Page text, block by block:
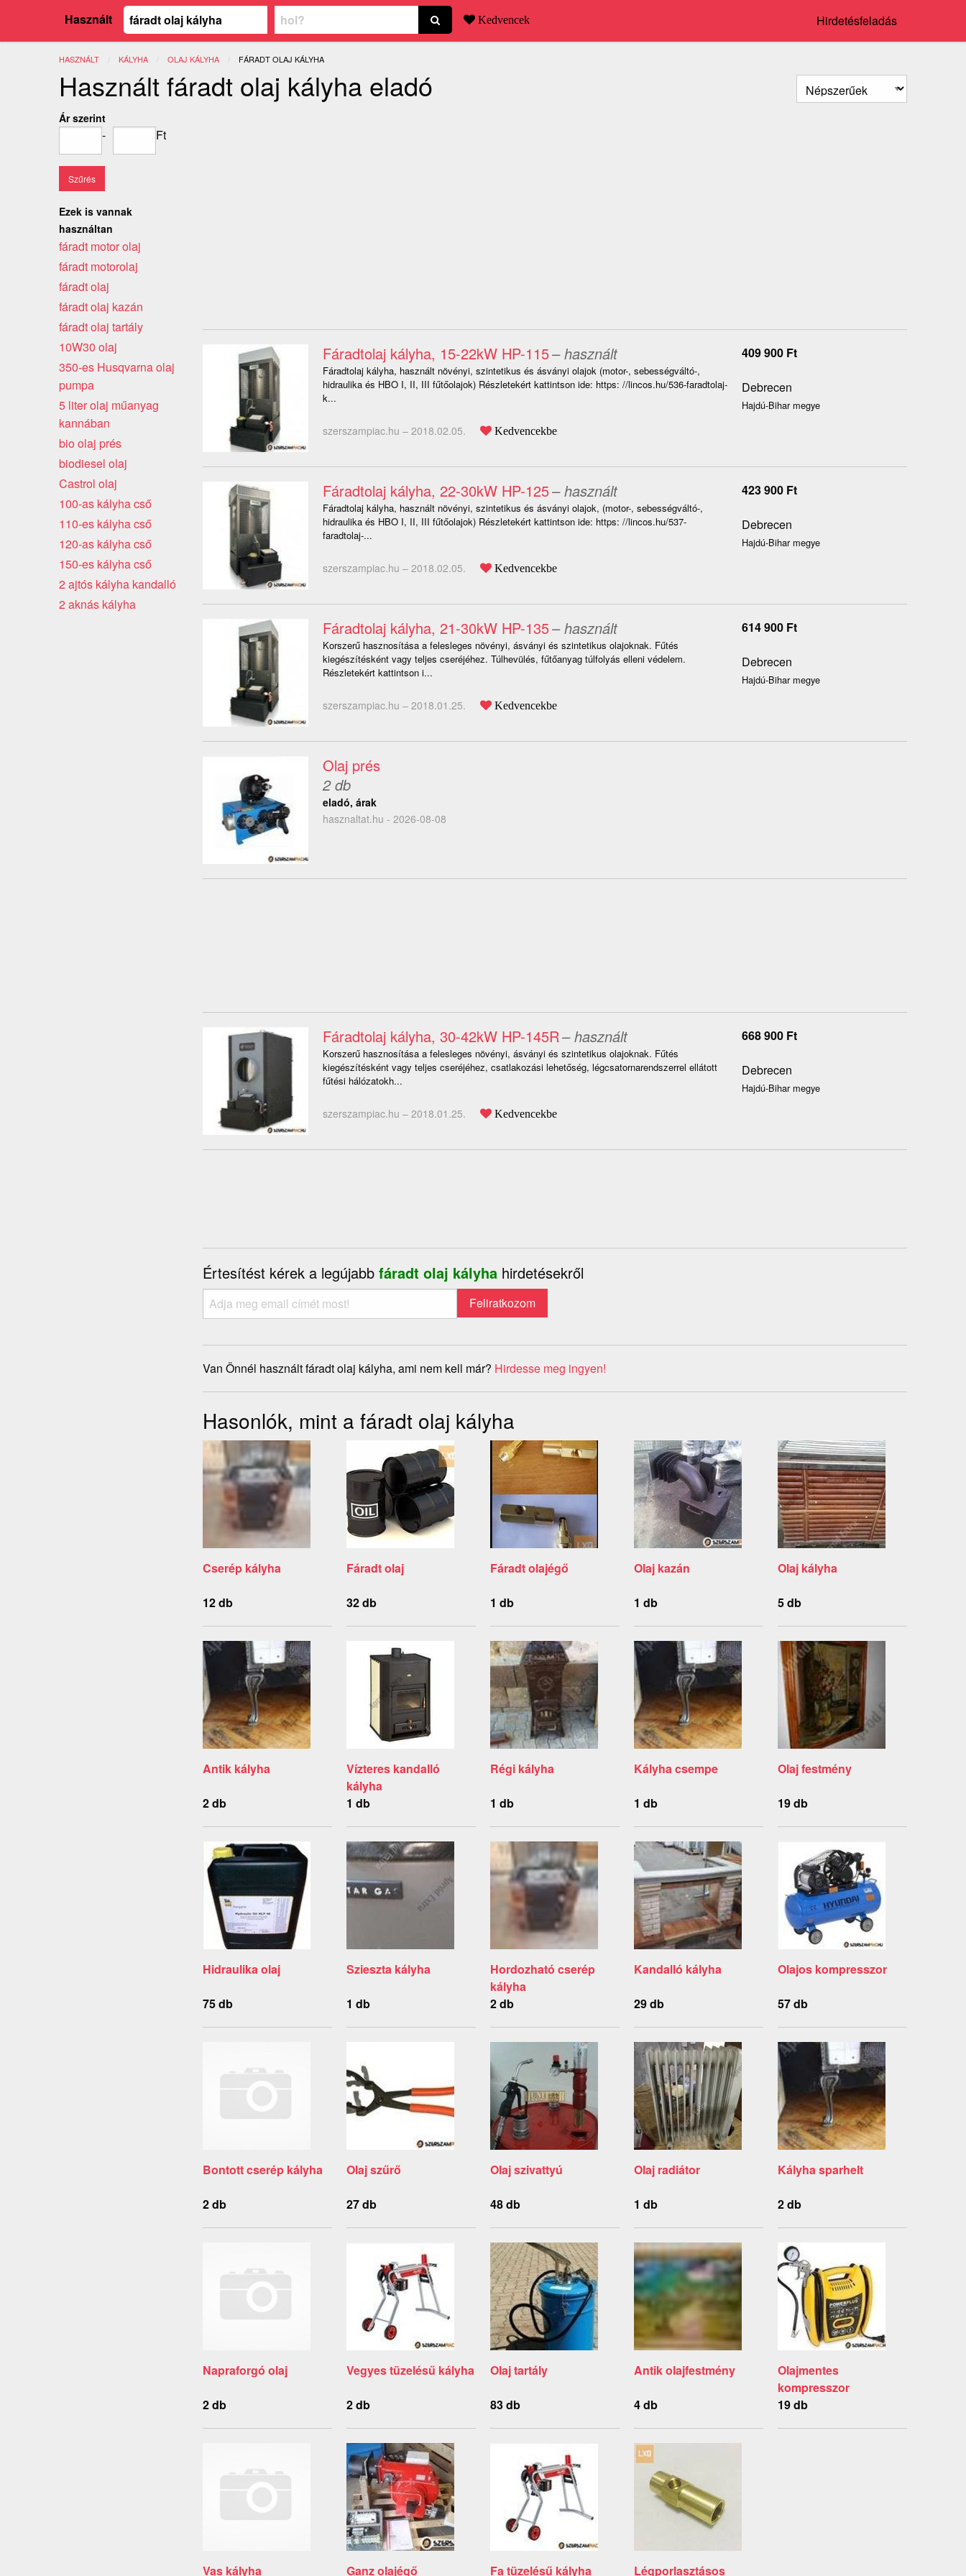
Használt Kedvencek Hirdetésfeladás
HASZNÁLT KÁLYHA OLAJ KÁLYHA JELENLEGI:
FÁRADT OLAJ KÁLYHA
Használt fáradt olaj kályha eladó
Fáradtolaj kályha, 15-22kW HP-115– használt
Fáradtolaj kályha, használt növényi, szintetikus és ásványi olajok (motor-, sebességváltó-,
hidraulika és HBO I, II, III fűtőolajok) Részletekért kattintson ide: https: //lincos.hu/536-faradtolaj-
k...
szerszampiac.hu – 2018.02.05. Kedvencekbe
409 900 Ft
Debrecen
Hajdú-Bihar megye
Fáradtolaj kályha, 22-30kW HP-125– használt
Fáradtolaj kályha, használt növényi, szintetikus és ásványi olajok, (motor-, sebességváltó-,
hidraulika és HBO I, II, III fűtőolajok) Részletekért kattintson ide: https: //lincos.hu/537-
faradtolaj-...
szerszampiac.hu – 2018.02.05. Kedvencekbe
423 900 Ft
Debrecen
Hajdú-Bihar megye
Fáradtolaj kályha, 21-30kW HP-135– használt
Korszerű hasznosítása a felesleges növényi, ásványi és szintetikus olajoknak. Fűtés
kiegészítésként vagy teljes cseréjéhez. Túlhevülés, fűtőanyag túlfolyás elleni védelem.
Részletekért kattintson i...
szerszampiac.hu – 2018.01.25. Kedvencekbe
614 900 Ft
Debrecen
Hajdú-Bihar megye
Olaj prés
2 db
eladó, árak
hasznaltat.hu - 2026-08-08
Fáradtolaj kályha, 30-42kW HP-145R– használt
Korszerű hasznosítása a felesleges növényi, ásványi és szintetikus olajoknak. Fűtés
kiegészítésként vagy teljes cseréjéhez, csatlakozási lehetőség, légcsatornarendszerrel ellátott
fűtési hálózatokh...
szerszampiac.hu – 2018.01.25. Kedvencekbe
668 900 Ft
Debrecen
Hajdú-Bihar megye
Értesítést kérek a legújabb fáradt olaj kályha hirdetésekről
Van Önnél használt fáradt olaj kályha, ami nem kell már? Hirdesse meg ingyen!
Hasonlók, mint a fáradt olaj kályha
Cserép kályha
12 db
Fáradt olaj
32 db
Fáradt olajégő
1 db
Olaj kazán
1 db
Olaj kályha
5 db
Antik kályha
2 db
Vízteres kandalló
kályha
1 db
Régi kályha
1 db
Kályha csempe
1 db
Olaj festmény
19 db
Hidraulika olaj
75 db
Szieszta kályha
1 db
Hordozható cserép
kályha
2 db
Kandalló kályha
29 db
Olajos kompresszor
57 db
Bontott cserép kályha
2 db
Olaj szűrő
27 db
Olaj szivattyú
48 db
Olaj radiátor
1 db
Kályha sparhelt
2 db
Napraforgó olaj
2 db
Vegyes tüzelésű kályha
2 db
Olaj tartály
83 db
Antik olajfestmény
4 db
Olajmentes
kompresszor
19 db
Vas kályha Ganz olajégő Fa tüzelésű kályha Légporlasztásos
Ár szerint
- Ft
Ezek is vannak
használtan
fáradt motor olaj
fáradt motorolaj
fáradt olaj
fáradt olaj kazán
fáradt olaj tartály
10W30 olaj
350-es Husqvarna olaj
pumpa
5 liter olaj műanyag
kannában
bio olaj prés
biodiesel olaj
Castrol olaj
100-as kályha cső
110-es kályha cső
120-as kályha cső
150-es kályha cső
2 ajtós kályha kandalló
2 aknás kályha